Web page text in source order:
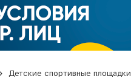
Детские спортивные площадки